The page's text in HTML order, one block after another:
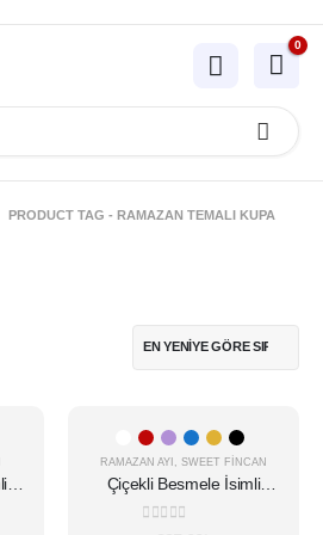
0
PRODUCT TAG - RAMAZAN TEMALI KUPA
birden
varyasyonu
RAMAZAN AYI SWEET FINCAN
Çiçekli Besmele İsimli
Sweet Fincan